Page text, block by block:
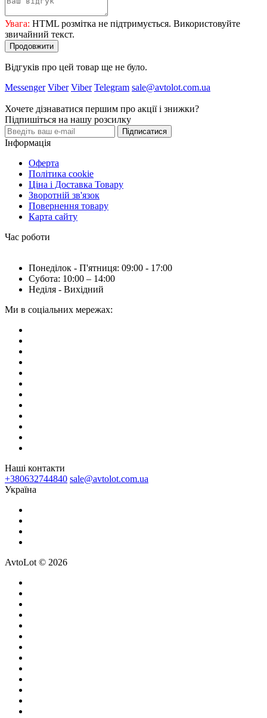
Увага: HTML розмітка не підтримується. Використовуйте
звичайний текст.
Продовжити
Відгуків про цей товар ще не було.
Messenger Viber Viber Telegram sale@avtolot.com.ua
Хочете дізнаватися першим про акції і знижки?
Підпишіться на нашу розсилку
Підписатися
Інформація
Оферта
Політика cookie
Ціна і Доставка Товару
Зворотній зв'язок
Повернення товару
Карта сайту
Час роботи
Понеділок - П'ятниця: 09:00 - 17:00
Субота: 10:00 – 14:00
Неділя - Вихідний
Ми в соціальних мережах:
Наші контакти
+380632744840 sale@avtolot.com.ua
Українa
AvtoLot © 2026